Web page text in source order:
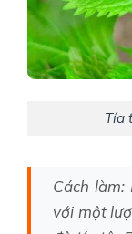
Tía
Cách
với một